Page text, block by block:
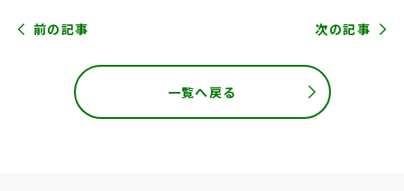
前の記事 次の記事
一覧へ戻る